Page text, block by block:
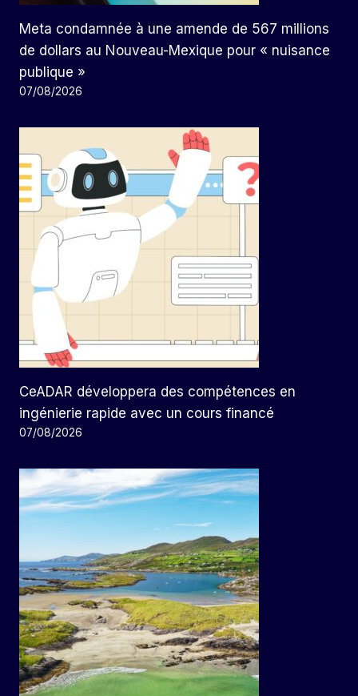
Meta condamnée à une amende de 567 millions
de dollars au Nouveau-Mexique pour « nuisance
publique »
07/08/2026
CeADAR développera des compétences en
ingénierie rapide avec un cours financé
07/08/2026